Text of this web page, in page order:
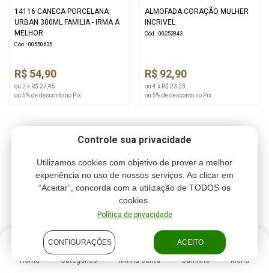
Controle sua privacidade
Utilizamos cookies com objetivo de prover a melhor
experiência no uso de nossos serviços. Ao clicar em
“Aceitar”, concorda com a utilização de TODOS os
cookies.
Política de privacidade
CONFIGURAÇÕES ACEITO
Home Categorias Minha conta Carrinho Menu
14116 CANECA PORCELANA
URBAN 300ML FAMILIA - IRMA A
MELHOR
Cód.: 00550635
R$ 54,90
ou 2 x R$ 27,45
ou 5% de desconto no Pix
ALMOFADA CORAÇÃO MULHER
INCRIVEL
Cód.: 00252843
R$ 92,90
ou 4 x R$ 23,23
ou 5% de desconto no Pix